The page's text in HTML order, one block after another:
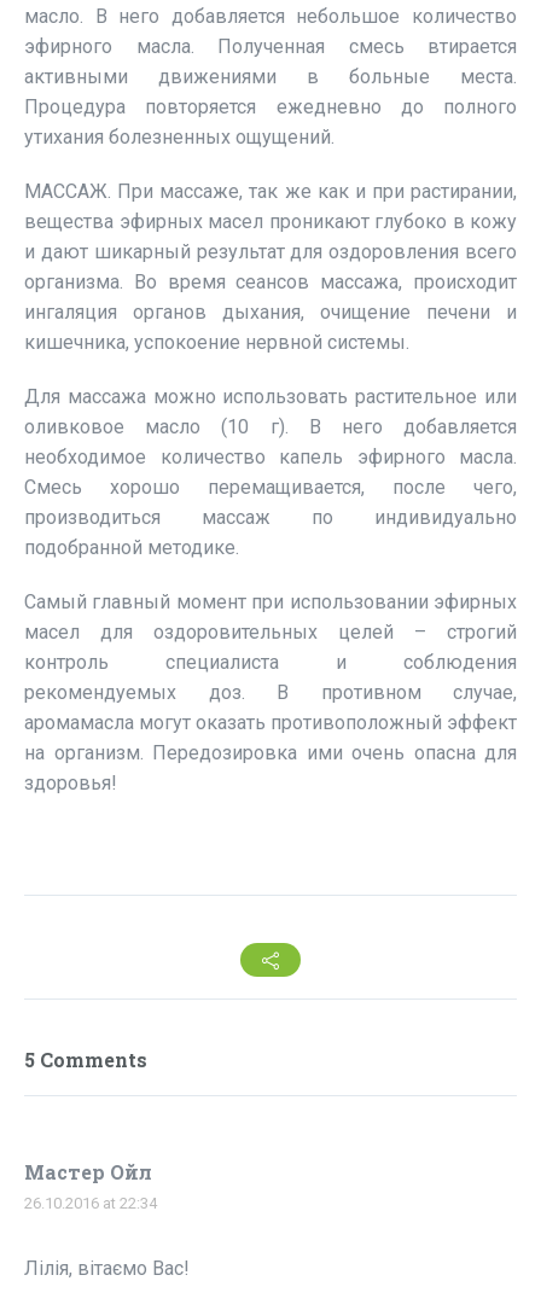
масло. В него добавляется небольшое количество
эфирного масла. Полученная смесь втирается
активными движениями в больные места.
Процедура повторяется ежедневно до полного
утихания болезненных ощущений.
МАССАЖ. При массаже, так же как и при растирании,
вещества эфирных масел проникают глубоко в кожу
и дают шикарный результат для оздоровления всего
организма. Во время сеансов массажа, происходит
ингаляция органов дыхания, очищение печени и
кишечника, успокоение нервной системы.
Для массажа можно использовать растительное или
оливковое масло (10 г). В него добавляется
необходимое количество капель эфирного масла.
Смесь хорошо перемащивается, после чего,
производиться массаж по индивидуально
подобранной методике.
Самый главный момент при использовании эфирных
масел для оздоровительных целей – строгий
контроль специалиста и соблюдения
рекомендуемых доз. В противном случае,
аромамасла могут оказать противоположный эффект
на организм. Передозировка ими очень опасна для
здоровья!
5 Comments
Мастер Ойл
26.10.2016 at 22:34
Лілія, вітаємо Вас!